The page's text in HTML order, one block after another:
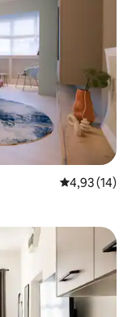
Évaluation
4,93 (14)